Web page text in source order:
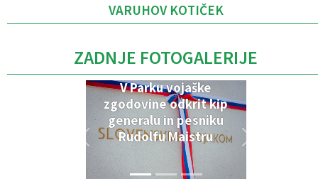
VARUHOV KOTIČEK
ZADNJE FOTOGALERIJE
V Parku vojaške
zgodovine odkrit kip
generalu in pesniku
Rudolfu Maistru